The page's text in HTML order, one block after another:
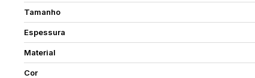
Tamanho
Espessura
Material
Cor